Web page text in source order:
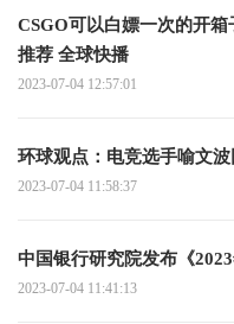
CSGO可以白嫖一次的开
推荐 全球快播
2023-07-04 12:57:01
环球观点：电竞选手喻文
2023-07-04 11:58:37
中国银行研究院发布《
2023-07-04 11:41:13